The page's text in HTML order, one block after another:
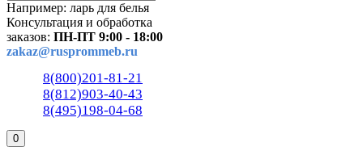
Например: ларь для белья
Консультация и обработка
заказов: ПН-ПТ 9:00 - 18:00
zakaz@rusprommeb.ru
8(800)201-81-21
8(812)903-40-43
8(495)198-04-68
0